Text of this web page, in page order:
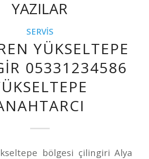
YAZILAR
SERVIS
YÜKSELTEPE
05331234586
bölgesi çilingiri Alya